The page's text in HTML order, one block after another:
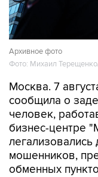
Архивное фото
Фото: Михаил
Москва. 7
сообщила о
человек,
бизнес-центре
мошенников,
обменных